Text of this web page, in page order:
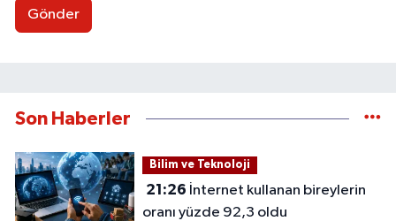
Gönder
Son Haberler
Bilim ve Teknoloji
21:26
oranı yüzde 92,3 oldu